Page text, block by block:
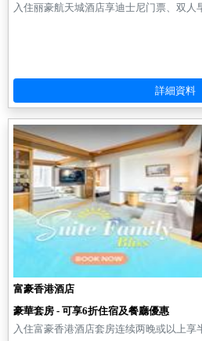
入住丽豪航天城酒店享迪士尼门票、双人
富豪香港酒店
豪華套房 - 可享6折住宿及餐廳優惠
入住富豪香港酒店套房连续两晚或以上享